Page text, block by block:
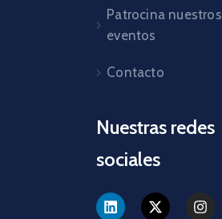
Patrocina nuestros
eventos
Contacto
Nuestras redes
sociales